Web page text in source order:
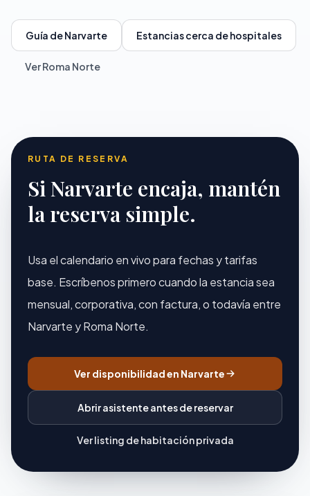
Guía de Narvarte Estancias cerca de hospitales
Ver Roma Norte
RUTA DE RESERVA
Si Narvarte encaja, mantén
la reserva simple.
Usa el calendario en vivo para fechas y tarifas
base. Escríbenos primero cuando la estancia sea
mensual, corporativa, con factura, o todavía entre
Narvarte y Roma Norte.
Ver disponibilidad en Narvarte
Abrir asistente antes de reservar
Ver listing de habitación privada